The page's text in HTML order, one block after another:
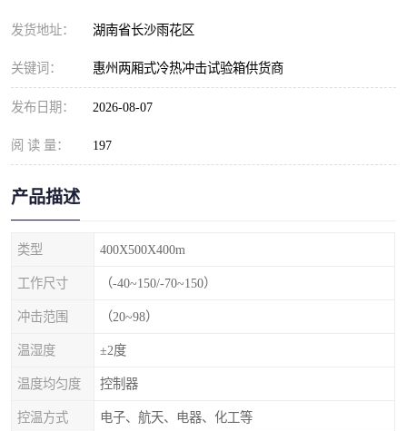
发货地址： 湖南省长沙雨花区
关键词： 惠州两厢式冷热冲击试验箱供货商
发布日期： 2026-08-07
阅 读 量： 197
产品描述
类型 400X500X400m
工作尺寸 （-40~150/-70~150）
冲击范围 （20~98）
温湿度 ±2度
温度均匀度 控制器
控温方式 电子、航天、电器、化工等